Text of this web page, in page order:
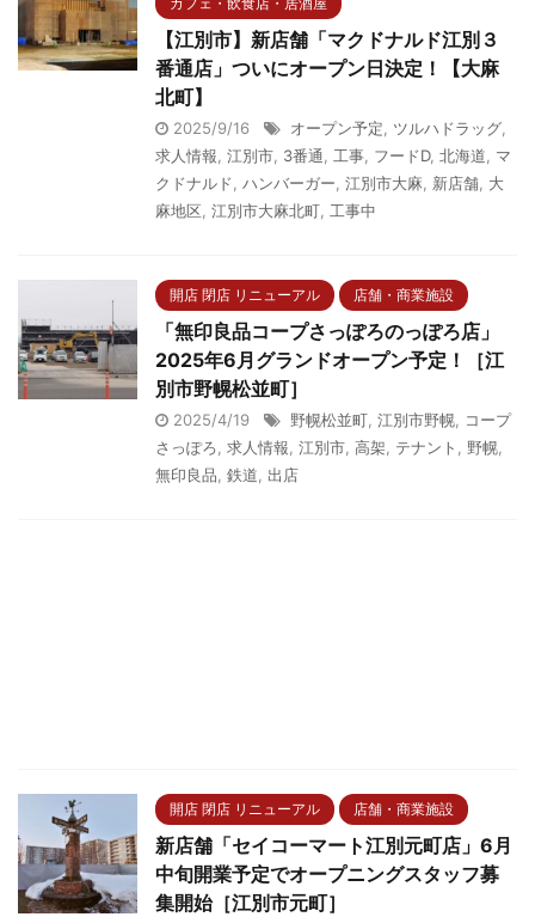
【江別市】新店舗「マクドナルド江別３
番通店」ついにオープン日決定！【大麻
北町】
2025/9/16 オープン予定, ツルハドラッグ,
求人情報, 江別市, 3番通, 工事, フードD, 北海道, マ
クドナルド, ハンバーガー, 江別市大麻, 新店舗, 大
麻地区, 江別市大麻北町, 工事中
開店 閉店 リニューアル 店舗・商業施設
「無印良品コープさっぽろのっぽろ店」
2025年6月グランドオープン予定！［江
別市野幌松並町］
2025/4/19 野幌松並町, 江別市野幌, コープ
さっぽろ, 求人情報, 江別市, 高架, テナント , 野幌,
無印良品, 鉄道, 出店
開店 閉店 リニューアル 店舗・商業施設
新店舗「セイコーマート江別元町店」6月
中旬開業予定でオープニングスタッフ募
集開始［江別市元町］